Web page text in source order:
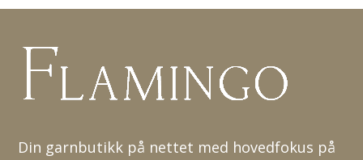
Din garnbutikk på nettet med hovedfokus på